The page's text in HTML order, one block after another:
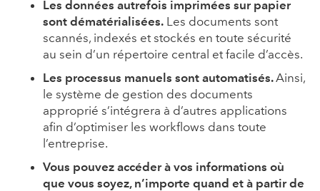
Les données autrefois imprimées sur papier
sont dématérialisées. Les documents sont
scannés, indexés et stockés en toute sécurité
au sein d’un répertoire central et facile d’accès.
Les processus manuels sont automatisés.Ainsi,
le système de gestion des documents
approprié s’intégrera à d’autres applications
afin d’optimiser les workflows dans toute
l’entreprise.
Vous pouvez accéder à vos informations où
que vous soyez, n’importe quand et à partir de